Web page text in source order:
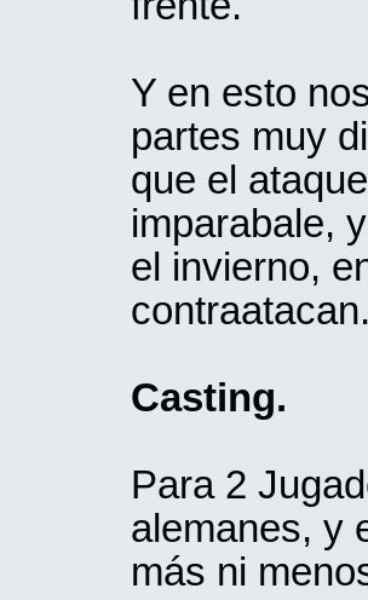
Y en esto
partes muy
que el
imparabale,
el invierno,
Casting.
Para 2
alemanes, y
más ni